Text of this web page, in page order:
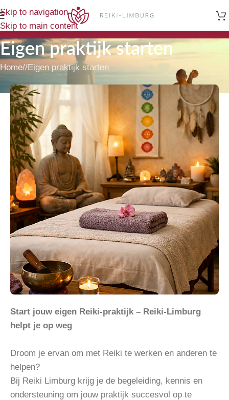
Skip to navigation
Skip to main content
Eigen praktijk starten
Home/ Eigen praktijk starten
Start jouw eigen Reiki-praktijk – Reiki-Limburg
helpt je op weg
Droom je ervan om met Reiki te werken en anderen te
helpen?
Bij Reiki Limburg krijg je de begeleiding, kennis en
ondersteuning om jouw praktijk succesvol op te